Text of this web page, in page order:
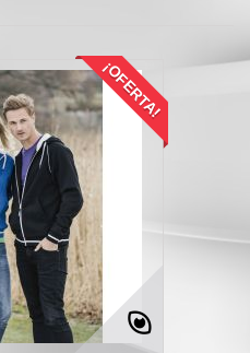
¡OFERTA!